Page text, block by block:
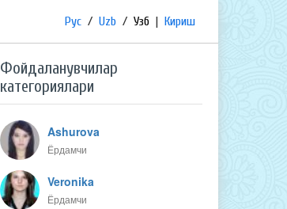
Рус / Uzb / Узб | Кириш
Фойдаланувчилар
категориялари
Ashurova
Ёрдамчи
Veronika
Ёрдамчи